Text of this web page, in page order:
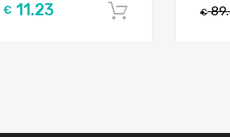
€ 11.23 Į krepšelį
€